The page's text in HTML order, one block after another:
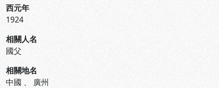
西元年
1924
相關人名
國父
相關地名
中國 、 廣州